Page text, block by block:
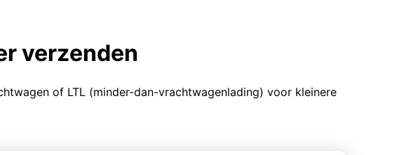
verzenden
of LTL (minder-dan-vrachtwagenlading) voor kleinere